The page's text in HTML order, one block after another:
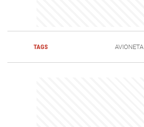
TAGS AVIONETA